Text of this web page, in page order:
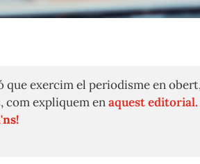
que exercim el periodisme en
com expliquem enaquest editorial.